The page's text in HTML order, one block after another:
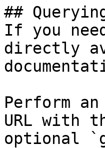
##
If you
directly
Perform
URL with
optional